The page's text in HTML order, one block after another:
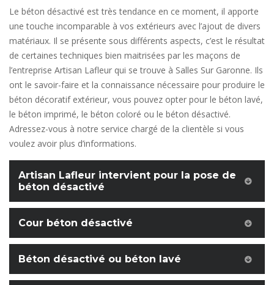
Le béton désactivé est très tendance en ce moment, il apporte
une touche incomparable à vos extérieurs avec l’ajout de divers
matériaux. Il se présente sous différents aspects, c’est le résultat
de certaines techniques bien maitrisées par les maçons de
l’entreprise Artisan Lafleur qui se trouve à Salles Sur Garonne. Ils
ont le savoir-faire et la connaissance nécessaire pour produire le
béton décoratif extérieur, vous pouvez opter pour le béton lavé,
le béton imprimé, le béton coloré ou le béton désactivé.
Adressez-vous à notre service chargé de la clientèle si vous
voulez avoir plus d’informations.
Artisan Lafleur intervient pour la pose de
béton désactivé
Cour béton désactivé
Béton désactivé ou béton lavé